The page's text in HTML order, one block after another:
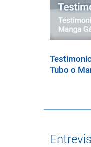
Tubo o